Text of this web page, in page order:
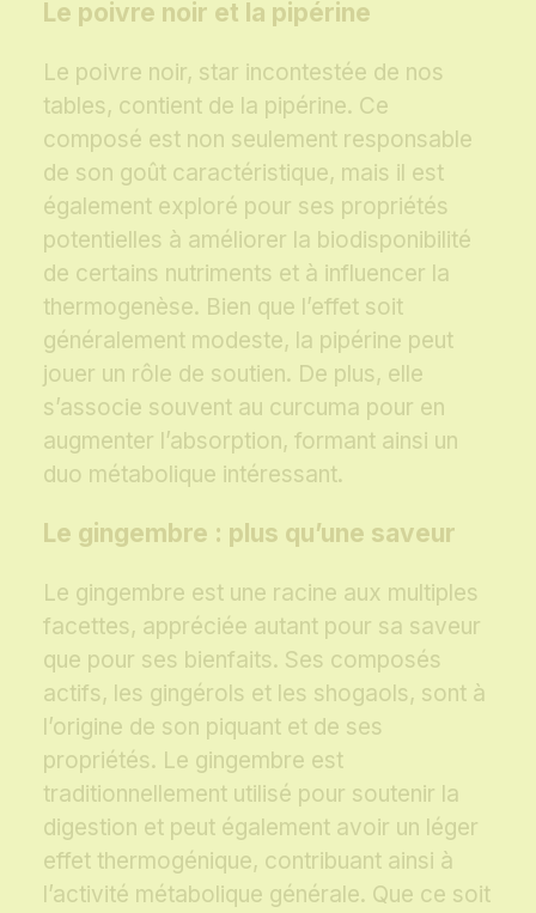
Le poivre noir et la pipérine
Le poivre noir, star incontestée de nos
tables, contient de la pipérine. Ce
composé est non seulement responsable
de son goût caractéristique, mais il est
également exploré pour ses propriétés
potentielles à améliorer la biodisponibilité
de certains nutriments et à influencer la
thermogenèse. Bien que l’effet soit
généralement modeste, la pipérine peut
jouer un rôle de soutien. De plus, elle
s’associe souvent au curcuma pour en
augmenter l’absorption, formant ainsi un
duo métabolique intéressant.
Le gingembre : plus qu’une saveur
Le gingembre est une racine aux multiples
facettes, appréciée autant pour sa saveur
que pour ses bienfaits. Ses composés
actifs, les gingérols et les shogaols, sont à
l’origine de son piquant et de ses
propriétés. Le gingembre est
traditionnellement utilisé pour soutenir la
digestion et peut également avoir un léger
effet thermogénique, contribuant ainsi à
l’activité métabolique générale. Que ce soit